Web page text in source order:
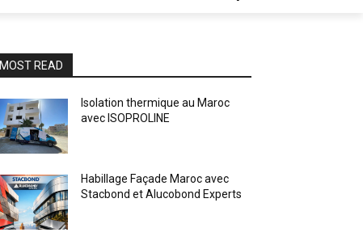
MOST READ
Isolation thermique au Maroc
avec ISOPROLINE
Habillage Façade Maroc avec
Stacbond et Alucobond Experts